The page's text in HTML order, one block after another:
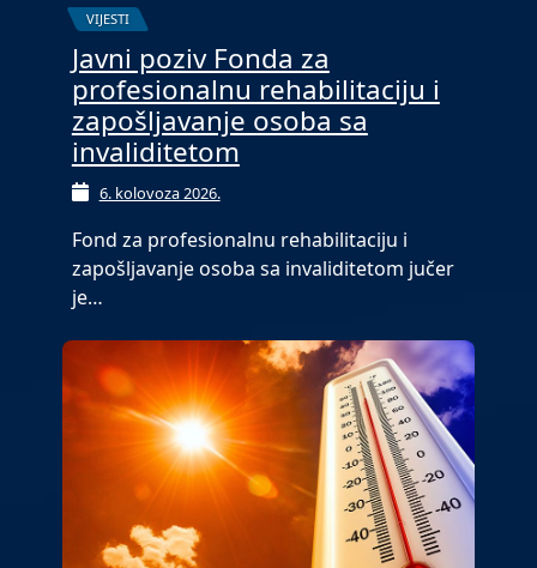
VIJESTI
Javni poziv Fonda za
profesionalnu rehabilitaciju i
zapošljavanje osoba sa
invaliditetom
6. kolovoza 2026.
Fond za profesionalnu rehabilitaciju i
zapošljavanje osoba sa invaliditetom jučer
je…